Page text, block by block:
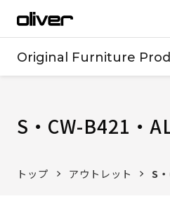
Original Furniture
S・CW-B421・
トップ アウトレット S